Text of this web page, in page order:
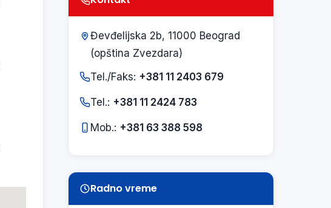
Đevđelijska 2b, 11000 Beograd
(opština Zvezdara)
Tel./Faks: +381 11 2403 679
Tel.: +381 11 2424 783
Mob.: +381 63 388 598
Radno vreme